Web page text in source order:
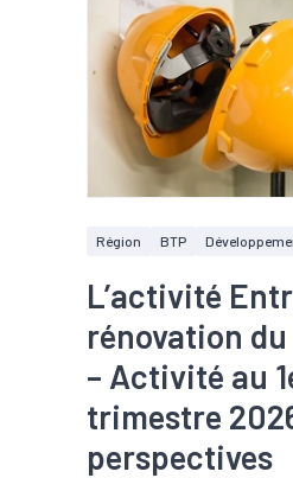
Région BTP
L’activité
rénovation
– Activité au
trimestre
perspectives